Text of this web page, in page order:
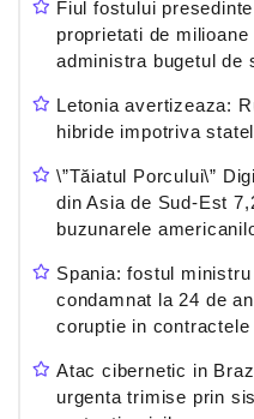
Fiul fostului
proprietati de
administra bugetul de
Letonia avertizeaza:
hibride impotriva
\”Tăiatul Porcului\”
din Asia de Sud-Est
buzunarele
Spania: fostul
condamnat la 24 de
coruptie in
Atac cibernetic in
urgenta trimise prin